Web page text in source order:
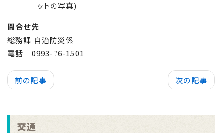
ットの写真)
問合せ先
総務課 自治防災係
電話 0993-76-1501
前の記事 次の記事
交通